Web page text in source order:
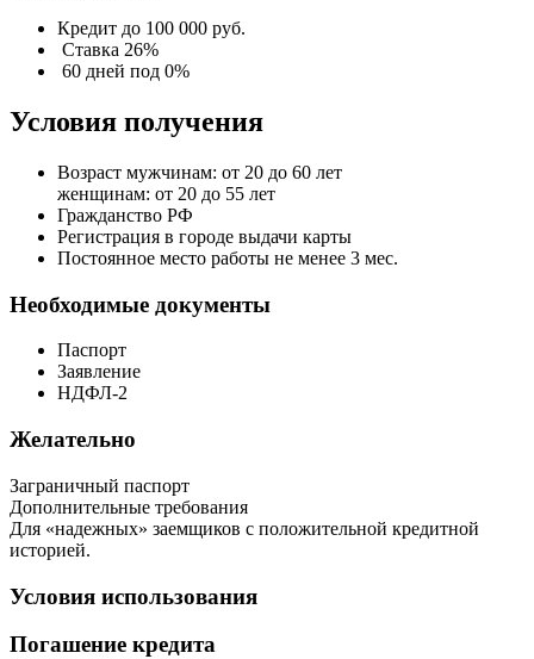
Кредит до 100 000 руб.
Ставка 26%
60 дней под 0%
Условия получения
Возраст мужчинам: от 20 до 60 лет
женщинам: от 20 до 55 лет
Гражданство РФ
Регистрация в городе выдачи карты
Постоянное место работы не менее 3 мес.
Необходимые документы
Паспорт
Заявление
НДФЛ-2
Желательно
Заграничный паспорт
Дополнительные требования
Для «надежных» заемщиков с положительной кредитной
историей.
Условия использования
Погашение кредита